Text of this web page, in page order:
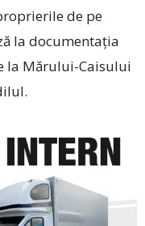
de pe
la documentația
la Mărului-Caisului